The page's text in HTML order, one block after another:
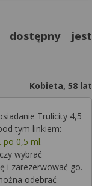
dostępny jest
Kobieta, 58 lat
Trulicity 4,5
tym linkiem:
po 0,5 ml.
wybrać
i zarezerwować go.
odebrać